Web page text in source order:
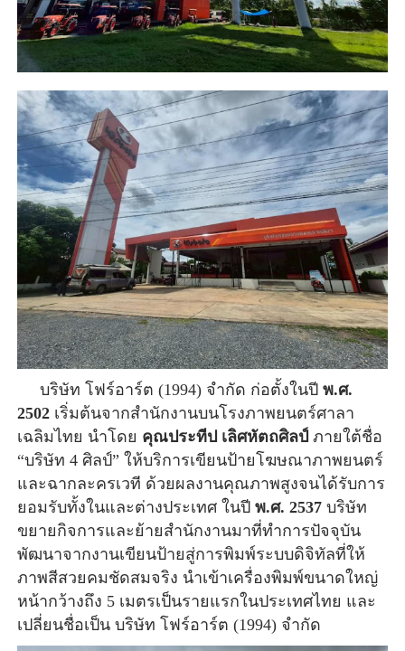
บริษัท โฟร์อาร์ต (1994) จำกัด ก่อตั้งในปี พ.ศ.
2502เริ่มต้นจากสำนักงานบนโรงภาพยนตร์ศาลา
เฉลิมไทย นำโดย คุณประทีป เลิศหัตถศิลป์ภายใต้ชื่อ
“บริษัท 4 ศิลป์” ให้บริการเขียนป้ายโฆษณาภาพยนตร์
และฉากละครเวที ด้วยผลงานคุณภาพสูงจนได้รับการ
ยอมรับทั้งในและต่างประเทศ ในปี พ.ศ. 2537บริษัท
ขยายกิจการและย้ายสำนักงานมาที่ทำการปัจจุบัน
พัฒนาจากงานเขียนป้ายสู่การพิมพ์ระบบดิจิทัลที่ให้
ภาพสีสวยคมชัดสมจริง นำเข้าเครื่องพิมพ์ขนาดใหญ่
หน้ากว้างถึง 5 เมตรเป็นรายแรกในประเทศไทย และ
เปลี่ยนชื่อเป็น บริษัท โฟร์อาร์ต (1994) จำกัด